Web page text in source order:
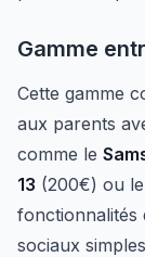
Gamme
Cette gamme
aux parents
comme le
13 (200€) ou le
fonctionnalités
sociaux